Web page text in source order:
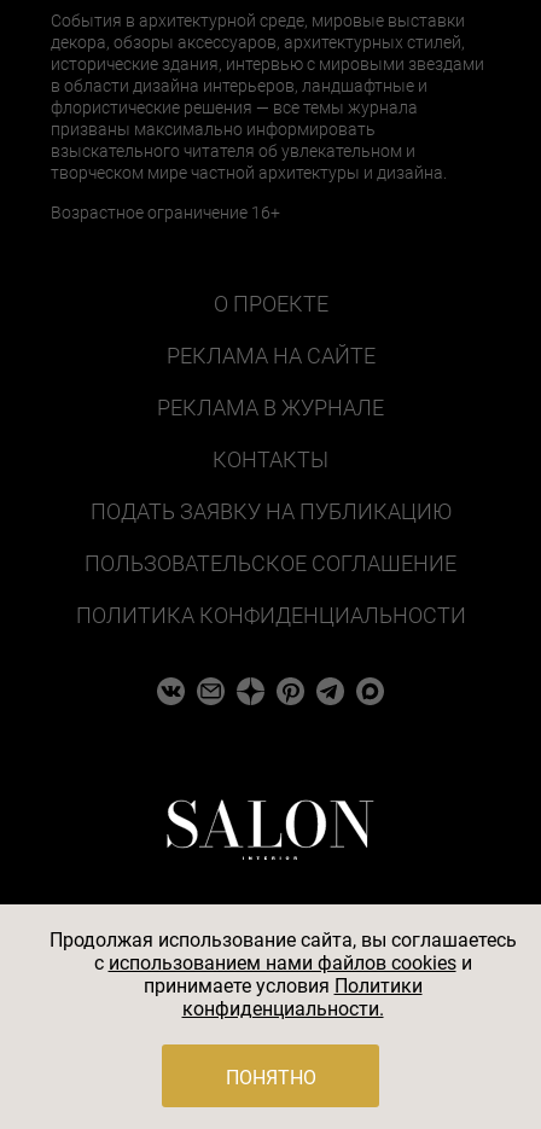
События в архитектурной среде, мировые выставки
декора, обзоры аксессуаров, архитектурных стилей,
исторические здания, интервью с мировыми звездами
в области дизайна интерьеров, ландшафтные и
флористические решения — все темы журнала
призваны максимально информировать
взыскательного читателя об увлекательном и
творческом мире частной архитектуры и дизайна.
Возрастное ограничение 16+
О ПРОЕКТЕ
РЕКЛАМА НА САЙТЕ
РЕКЛАМА В ЖУРНАЛЕ
КОНТАКТЫ
ПОДАТЬ ЗАЯВКУ НА ПУБЛИКАЦИЮ
ПОЛЬЗОВАТЕЛЬСКОЕ СОГЛАШЕНИЕ
ПОЛИТИКА КОНФИДЕНЦИАЛЬНОСТИ
© 2026
АО «БКМ», ОГРН 1027739494584, ИНН 7705056238,
127018, Москва, ул. Полковая, д. 3, стр. 4, помещение I,
комн. 23
Продолжая использование сайта, вы соглашаетесь
c использованием нами файлов cookiesи
принимаете условия Политики
конфиденциальности.
ПОНЯТНО